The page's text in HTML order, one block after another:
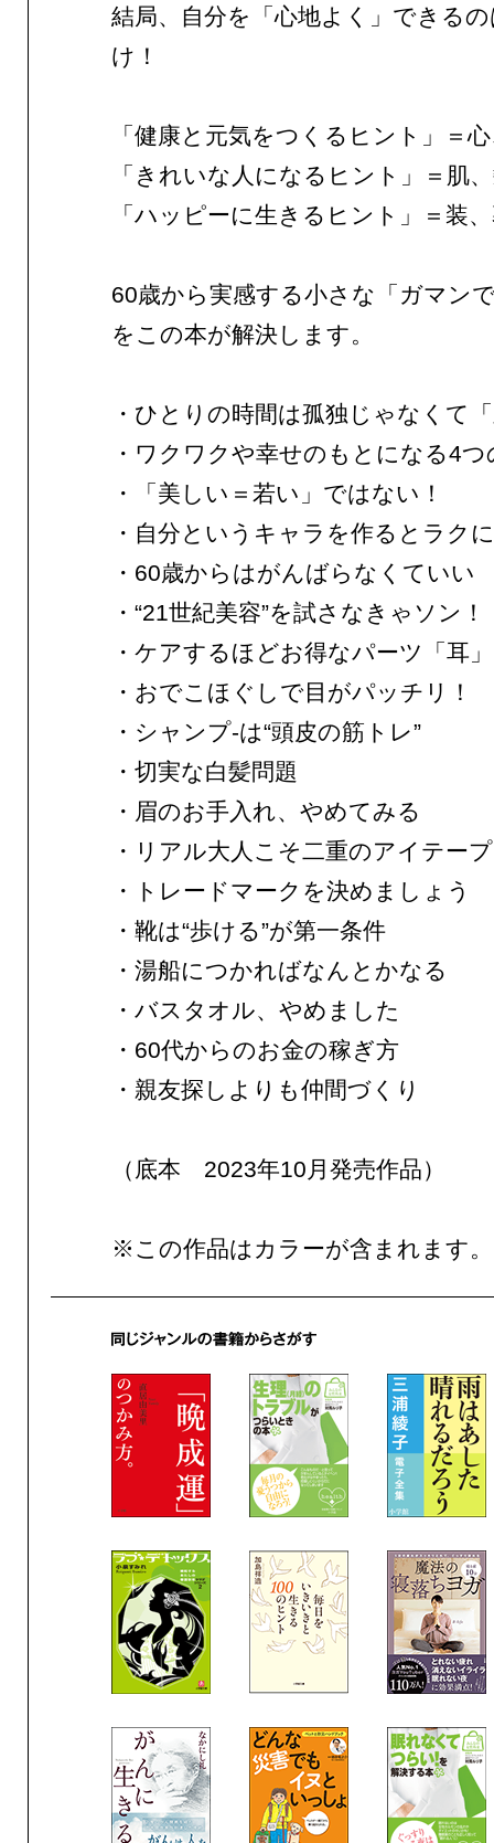
結局、自分を「心地よく」できる
け！
「健康と元気をつくるヒント」＝
「きれいな人になるヒント」＝肌
「ハッピーに生きるヒント」＝装
60歳から実感する小さな「ガマン
をこの本が解決します。
・ひとりの時間は孤独じゃなくて
・ワクワクや幸せのもとになる4つ
・「美しい＝若い」ではない！
・自分というキャラを作るとラク
・60歳からはがんばらなくていい
・“21世紀美容”を試さなきゃソン！
・ケアするほどお得なパーツ「耳
・おでこほぐしで目がパッチリ！
・シャンプ-は“頭皮の筋トレ”
・切実な白髪問題
・眉のお手入れ、やめてみる
・リアル大人こそ二重のアイテープ
・トレードマークを決めましょう
・靴は“歩ける”が第一条件
・湯船につかればなんとかなる
・バスタオル、やめました
・60代からのお金の稼ぎ方
・親友探しよりも仲間づくり
（底本 2023年10月発売作品）
※この作品はカラーが含まれます。